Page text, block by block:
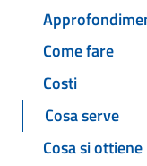
Come fare
Costi
Cosa serve
Cosa si ottiene